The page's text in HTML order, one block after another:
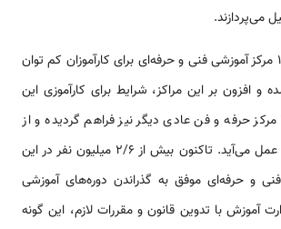
می‌پردازند.
هم­چنین، بیش از 1000 مرکز آموزشی فنی و حرفه‌ای برای کارآموزان کم توان
و افزون بر این مراکز، شرایط برای کارآموزی این
حرفه آموزان در 2200 مرکز حرفه و فن عادی دیگر نیز فراهم گردیده و از
داوطلبان ثبت نام به عمل می‌آید. تاکنون بیش از ۲/۶ میلیون نفر در این
فنی و حرفه‌ای موفق به گذراندن دوره‌های آموزشی
آموزش با تدوین قانون و مقررات لازم، این گونه